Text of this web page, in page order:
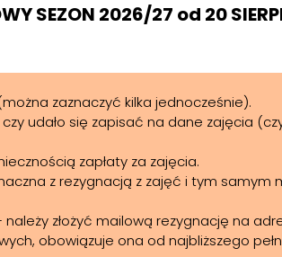
SEZON 2026/27 od 20
zaznaczyć kilka jednocześnie).
udało się zapisać na dane zajęcia
zapłaty za zajęcia.
z rezygnacją z zajęć i tym samym
złożyć mailową rezygnację na
obowiązuje ona od najbliższego